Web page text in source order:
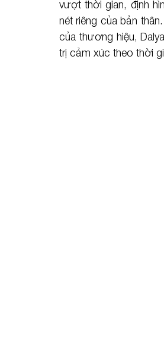
vượt thời gian, định
nét riêng của bản
của thương hiệu,
trị cảm xúc theo thời